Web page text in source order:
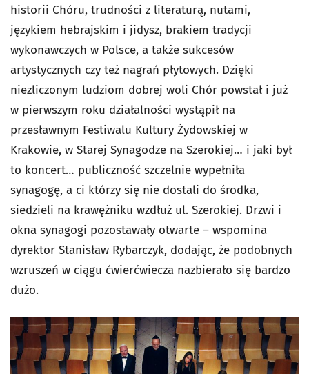
historii Chóru, trudności z literaturą, nutami,
językiem hebrajskim i jidysz, brakiem tradycji
wykonawczych w Polsce, a także sukcesów
artystycznych czy też nagrań płytowych. Dzięki
niezliczonym ludziom dobrej woli Chór powstał i już
w pierwszym roku działalności wystąpił na
przesławnym Festiwalu Kultury Żydowskiej w
Krakowie, w Starej Synagodze na Szerokiej… i jaki był
to koncert… publiczność szczelnie wypełniła
synagogę, a ci którzy się nie dostali do środka,
siedzieli na krawężniku wzdłuż ul. Szerokiej. Drzwi i
okna synagogi pozostawały otwarte – wspomina
dyrektor Stanisław Rybarczyk, dodając, że podobnych
wzruszeń w ciągu ćwierćwiecza nazbierało się bardzo
dużo.